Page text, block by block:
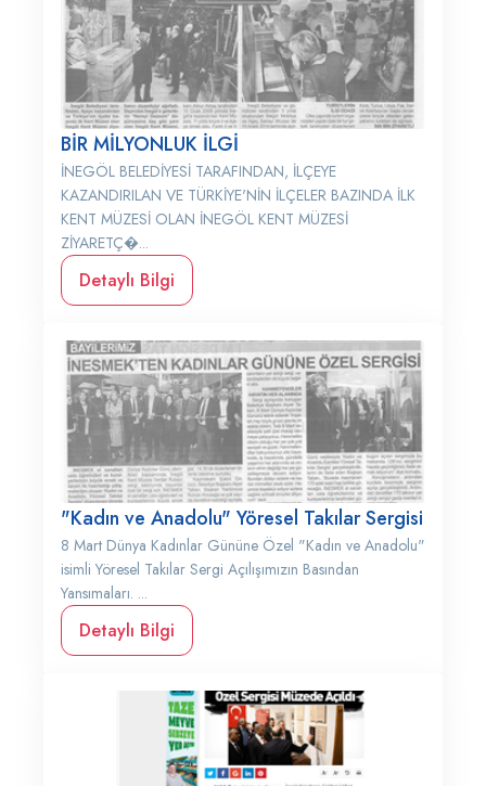
BİR MİLYONLUK İLGİ
İNEGÖL BELEDİYESİ TARAFINDAN, İLÇEYE
KAZANDIRILAN VE TÜRKİYE'NİN İLÇELER BAZINDA İLK
KENT MÜZESİ OLAN İNEGÖL KENT MÜZESİ
ZİYARETÇ�...
Detaylı Bilgi
"Kadın ve Anadolu" Yöresel Takılar Sergisi
8 Mart Dünya Kadınlar Gününe Özel "Kadın ve Anadolu"
isimli Yöresel Takılar Sergi Açılışımızın Basından
Yansımaları. ...
Detaylı Bilgi